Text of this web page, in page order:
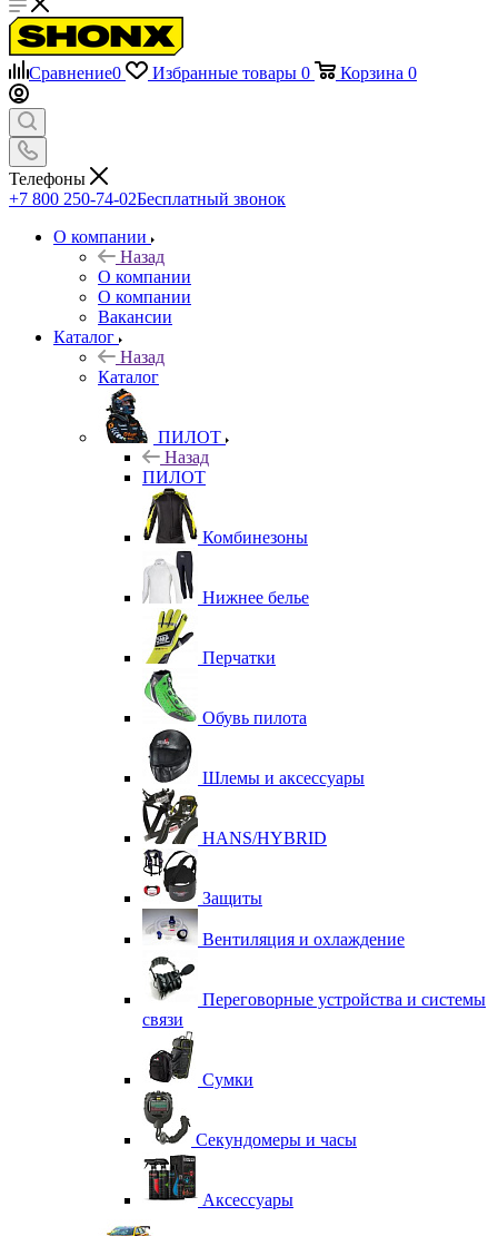
Сравнение0 Избранные товары 0 Корзина 0
Телефоны
+7 800 250-74-02Бесплатный звонок
О компании
Назад
О компании
О компании
Вакансии
Каталог
Назад
Каталог
ПИЛОТ
Назад
ПИЛОТ
Комбинезоны
Нижнее белье
Перчатки
Обувь пилота
Шлемы и аксессуары
HANS/HYBRID
Защиты
Вентиляция и охлаждение
Переговорные устройства и системы
связи
Сумки
Секундомеры и часы
Аксессуары